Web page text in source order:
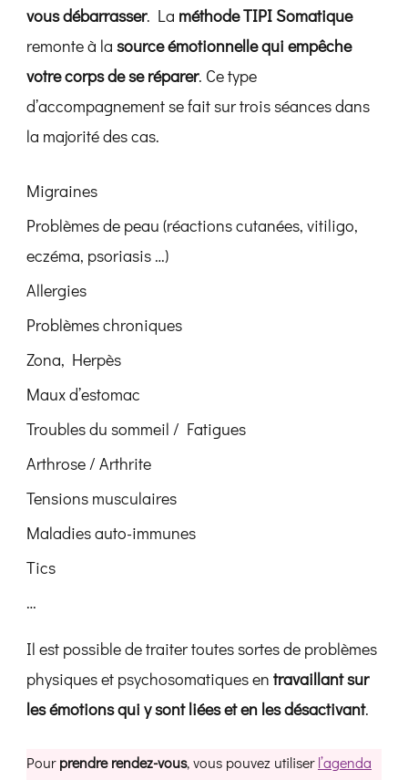
vous débarrasser. La méthode TIPI Somatique
remonte à la source émotionnelle qui empêche
votre corps de se réparer. Ce type
d’accompagnement se fait sur trois séances dans
la majorité des cas.
Migraines
Problèmes de peau (réactions cutanées, vitiligo,
eczéma, psoriasis …)
Allergies
Problèmes chroniques
Zona, Herpès
Maux d’estomac
Troubles du sommeil / Fatigues
Arthrose / Arthrite
Tensions musculaires
Maladies auto-immunes
Tics
…
Il est possible de traiter toutes sortes de problèmes
physiques et psychosomatiques en travaillant sur
les émotions qui y sont liées et en les désactivant.
Pourprendre rendez-vous, vous pouvez utiliserl’agenda